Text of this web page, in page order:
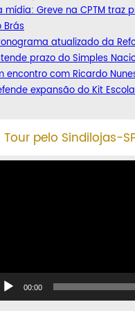
mídia: Greve na CPTM traz
Brás
atualizado da
prazo do Simples
encontro com Ricardo
expansão do Kit
Tour pelo Sindilojas-
00:00